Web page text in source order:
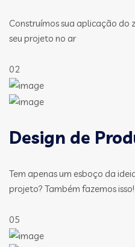
Construímos sua aplicação do
seu projeto no ar
02
Design de
Tem apenas um esboço da
projeto? Também fazemos isso!
05